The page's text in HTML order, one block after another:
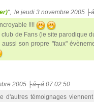
", le jeudi 3 novembre 2005
!!!!
de Fans (le site parodique
son propre "faux"
2005 ├á┬á 07:02:50
d'autres témoignages